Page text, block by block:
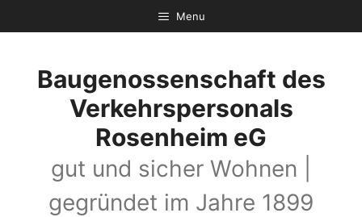
Inhalt
Menu
Baugenossenschaft des
Verkehrspersonals
Rosenheim eG
gut und sicher Wohnen |
gegründet im Jahre 1899